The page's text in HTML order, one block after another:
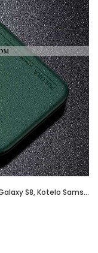
Kuori Samsung Galaxy S8, Kuoret Samsung Galaxy S8, Kotelo Samsung Galaxy S8 Aito Nahka Suuntaus Yksi